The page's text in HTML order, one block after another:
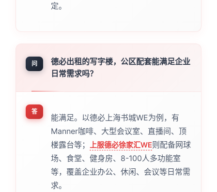
定。
问
德必出租的写字楼，公区配套能满足企业
日常需求吗？
答
能满足。以德必上海书城WE为例，有
Manner咖啡、大型会议室、直播间、顶
楼露台等； 上服德必徐家汇WE则配备网球
场、食堂、健身房、8-100人多功能室
等，覆盖企业办公、休闲、会议等日常需
求。